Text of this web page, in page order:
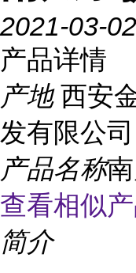
2021-03-02
产品详情
产地 西安
发有限公司
产品名称
查看相似
简介